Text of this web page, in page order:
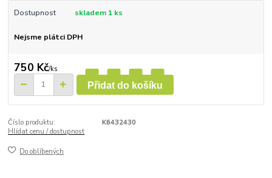
Dostupnost skladem 1 ks
Nejsme plátci DPH
750 Kč/ks
Přidat do košíku
Číslo produktu:
K6432430
Hlídat cenu / dostupnost
Do oblíbených